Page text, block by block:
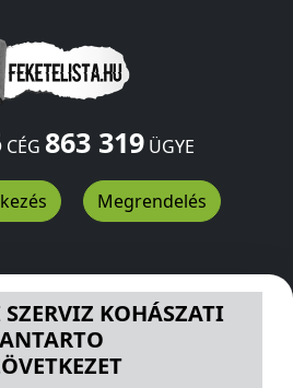
CÉG 863 319ÜGYE
Megrendelés
KARBANTARTO
KOHÁSZATI